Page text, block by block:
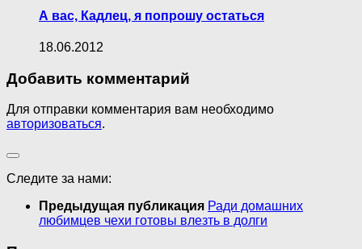
А вас, Кадлец, я попрошу остаться
18.06.2012
Добавить комментарий
Для отправки комментария вам необходимо
авторизоваться.
Следите за нами:
Предыдущая публикация Ради домашних
любимцев чехи готовы влезть в долги